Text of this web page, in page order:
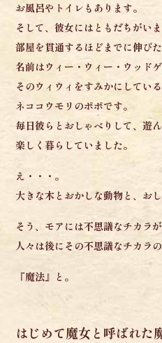
お風呂やトイレもあります。
そして、彼女にはともだちがいま
部屋を貫通するほどまでに伸びた
名前はウィー・ウィー・ウッドゲ
そのウィウィをすみかにしている
ネココウモリのポポです。
毎日彼らとおしゃべりして、遊ん
楽しく暮らしていました。
え・・・。
大きな木とおかしな動物と、お
そう、 モアには不思議なチカラ
人々は後にその不思議なチカラ
『魔法』と。
はじめて魔女と呼ばれた